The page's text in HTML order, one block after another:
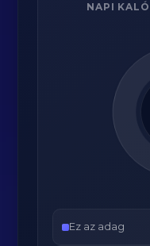
NAPI
Ez az adag